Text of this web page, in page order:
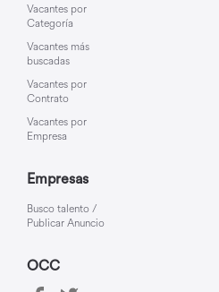
Vacantes por
Categoría
Vacantes más
buscadas
Vacantes por
Contrato
Vacantes por
Empresa
Empresas
Busco talento /
Publicar Anuncio
OCC